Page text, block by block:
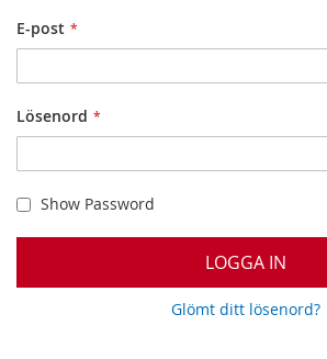
E-post
Lösenord
Show Password
LOGGA IN
Glömt ditt lösenord?